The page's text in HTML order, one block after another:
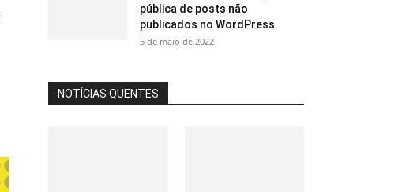
pública de posts não
publicados no WordPress
5 de maio de 2022
NOTÍCIAS QUENTES